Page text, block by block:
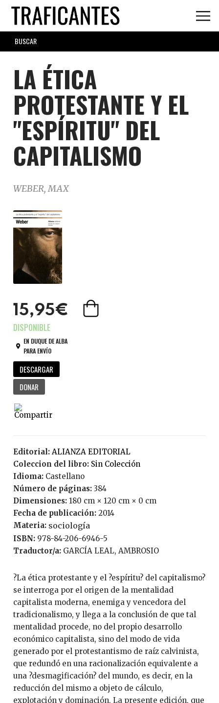
Skip
main
content
SEARCH
FORM
LA ÉTICA
PROTESTANTE Y EL
"ESPÍRITU" DEL
CAPITALISMO
WEBER, MAX
15,95€
EN DUQUE DE ALBA
PARA ENVÍO
DESCARGAR
DONAR
Editorial:
ALIANZA EDITORIAL
Coleccion del libro:
Sin Colección
Idioma:
Castellano
Número de páginas:
384
Dimensiones: 180 cm × 120 cm × 0 cm
Fecha de publicación:
2014
Materia: sociología
ISBN:
978-84-206-6946-5
Traductor/a:
GARCÍA LEAL, AMBROSIO
?La ética protestante y el ?espíritu? del capitalismo?
se interroga por el origen de la mentalidad
capitalista moderna, enemiga y vencedora del
tradicionalismo, y llega a la conclusión de que tal
mentalidad procede, no del propio desarrollo
económico capitalista, sino del modo de vida
generado por el protestantismo de raíz calvinista,
que redundó en una racionalización equivalente a
una ?desmagificación? del mundo, es decir, en la
reducción del mismo a objeto de cálculo,
explotación y dominación. La presente edición, que